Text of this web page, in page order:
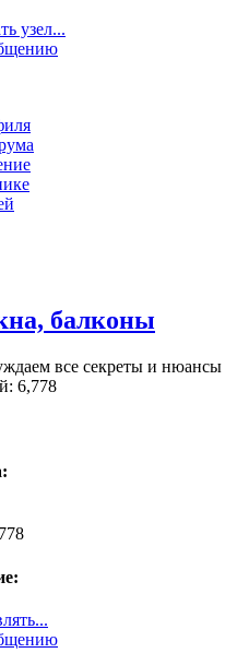
узел...
балконы
все секреты и нюансы
6,778